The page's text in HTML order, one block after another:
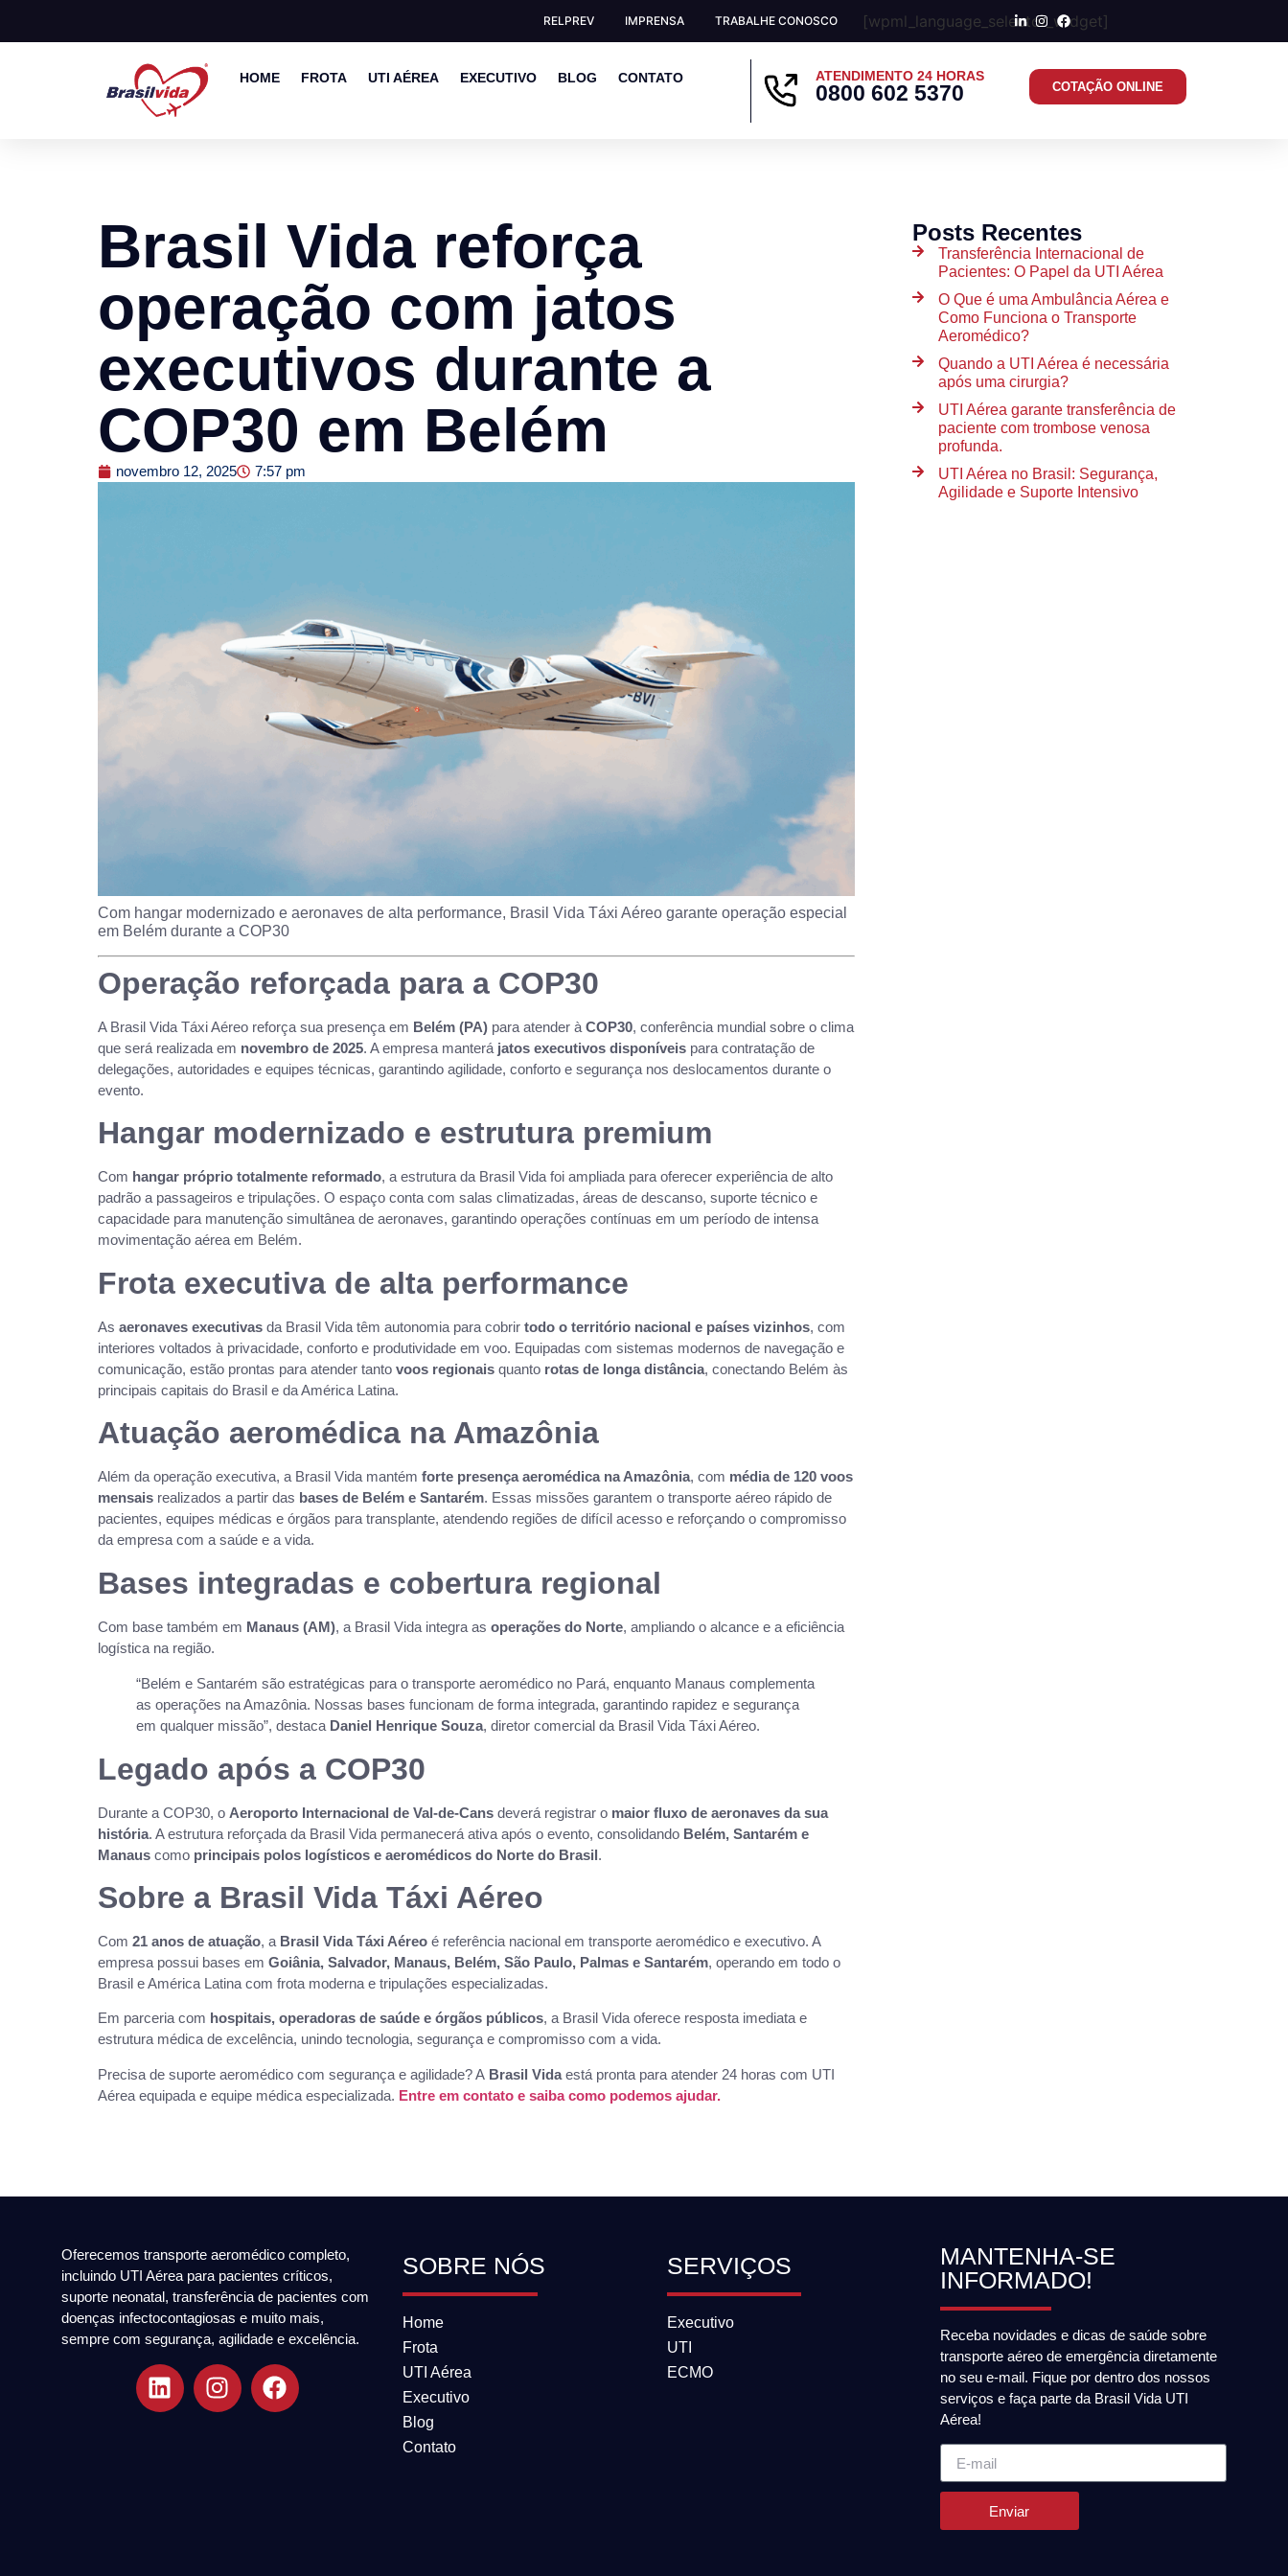
RELPREV IMPRENSA TRABALHE CONOSCO [wpml_language_selector_widget]
HOME FROTA UTI AÉREA EXECUTIVO BLOG CONTATO ATENDIMENTO 24 HORAS
0800 602 5370 COTAÇÃO ONLINE
Brasil Vida reforça
operação com jatos
executivos durante a
COP30 em Belém
novembro 12, 2025 7:57 pm
Com hangar modernizado e aeronaves de alta performance, Brasil Vida Táxi Aéreo garante operação especial
em Belém durante a COP30
Operação reforçada para a COP30
A Brasil Vida Táxi Aéreo reforça sua presença em Belém (PA) para atender à COP30, conferência mundial sobre o clima
que será realizada em novembro de 2025. A empresa manterá jatos executivos disponíveis para contratação de
delegações, autoridades e equipes técnicas, garantindo agilidade, conforto e segurança nos deslocamentos durante o
evento.
Hangar modernizado e estrutura premium
Com hangar próprio totalmente reformado, a estrutura da Brasil Vida foi ampliada para oferecer experiência de alto
padrão a passageiros e tripulações. O espaço conta com salas climatizadas, áreas de descanso, suporte técnico e
capacidade para manutenção simultânea de aeronaves, garantindo operações contínuas em um período de intensa
movimentação aérea em Belém.
Frota executiva de alta performance
As aeronaves executivas da Brasil Vida têm autonomia para cobrir todo o território nacional e países vizinhos, com
interiores voltados à privacidade, conforto e produtividade em voo. Equipadas com sistemas modernos de navegação e
comunicação, estão prontas para atender tanto voos regionais quanto rotas de longa distância, conectando Belém às
principais capitais do Brasil e da América Latina.
Atuação aeromédica na Amazônia
Além da operação executiva, a Brasil Vida mantém forte presença aeromédica na Amazônia, com média de 120 voos
mensais realizados a partir das bases de Belém e Santarém. Essas missões garantem o transporte aéreo rápido de
pacientes, equipes médicas e órgãos para transplante, atendendo regiões de difícil acesso e reforçando o compromisso
da empresa com a saúde e a vida.
Bases integradas e cobertura regional
Com base também em Manaus (AM), a Brasil Vida integra as operações do Norte, ampliando o alcance e a eficiência
logística na região.
“Belém e Santarém são estratégicas para o transporte aeromédico no Pará, enquanto Manaus complementa
as operações na Amazônia. Nossas bases funcionam de forma integrada, garantindo rapidez e segurança
em qualquer missão”, destaca Daniel Henrique Souza, diretor comercial da Brasil Vida Táxi Aéreo.
Legado após a COP30
Durante a COP30, o Aeroporto Internacional de Val-de-Cans deverá registrar o maior fluxo de aeronaves da sua
história. A estrutura reforçada da Brasil Vida permanecerá ativa após o evento, consolidando Belém, Santarém e
Manaus como principais polos logísticos e aeromédicos do Norte do Brasil.
Sobre a Brasil Vida Táxi Aéreo
Com 21 anos de atuação, a Brasil Vida Táxi Aéreo é referência nacional em transporte aeromédico e executivo. A
empresa possui bases em Goiânia, Salvador, Manaus, Belém, São Paulo, Palmas e Santarém, operando em todo o
Brasil e América Latina com frota moderna e tripulações especializadas.
Em parceria com hospitais, operadoras de saúde e órgãos públicos, a Brasil Vida oferece resposta imediata e
estrutura médica de excelência, unindo tecnologia, segurança e compromisso com a vida.
Precisa de suporte aeromédico com segurança e agilidade? A Brasil Vidaestá pronta para atender 24 horas com UTI
Aérea equipada e equipe médica especializada. Entre em contato e saiba como podemos ajudar.
Posts Recentes
Transferência Internacional de
Pacientes: O Papel da UTI Aérea
O Que é uma Ambulância Aérea e
Como Funciona o Transporte
Aeromédico?
Quando a UTI Aérea é necessária
após uma cirurgia?
UTI Aérea garante transferência de
paciente com trombose venosa
profunda.
UTI Aérea no Brasil: Segurança,
Agilidade e Suporte Intensivo
Oferecemos transporte aeromédico completo,
incluindo UTI Aérea para pacientes críticos,
suporte neonatal, transferência de pacientes com
doenças infectocontagiosas e muito mais,
sempre com segurança, agilidade e excelência.
SOBRE NÓS
Home
Frota
UTI Aérea
Executivo
Blog
Contato
SERVIÇOS
Executivo
UTI
ECMO
MANTENHA-SE
INFORMADO!
Receba novidades e dicas de saúde sobre
transporte aéreo de emergência diretamente
no seu e-mail. Fique por dentro dos nossos
serviços e faça parte da Brasil Vida UTI
Aérea!
Enviar